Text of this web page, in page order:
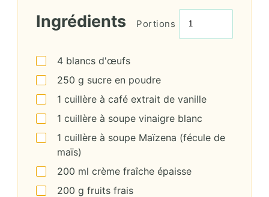
Ingrédients Portions
4 blancs d'œufs
250 g sucre en poudre
1 cuillère à café extrait de vanille
1 cuillère à soupe vinaigre blanc
1 cuillère à soupe Maïzena (fécule de
maïs)
200 ml crème fraîche épaisse
200 g fruits frais